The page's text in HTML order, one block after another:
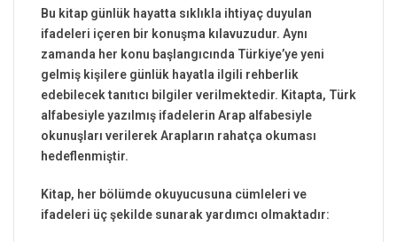
Bu kitap günlük hayatta sıklıkla ihtiyaç duyulan
ifadeleri içeren bir konuşma kılavuzudur. Aynı
zamanda her konu başlangıcında Türkiye’ye yeni
gelmiş kişilere günlük hayatla ilgili rehberlik
edebilecek tanıtıcı bilgiler verilmektedir. Kitapta, Türk
alfabesiyle yazılmış ifadelerin Arap alfabesiyle
okunuşları verilerek Arapların rahatça okuması
hedeflenmiştir.
Kitap, her bölümde okuyucusuna cümleleri ve
ifadeleri üç şekilde sunarak yardımcı olmaktadır: